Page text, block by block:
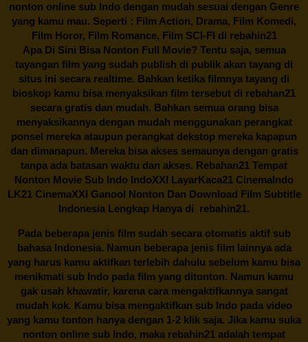
nonton online sub Indo dengan mudah sesuai dengan Genre
yang kamu mau. Seperti : Film Action, Drama, Film Komedi,
Film Horor, Film Romance, Film SCI-FI di rebahin21
Apa Di Sini Bisa Nonton Full Movie? Tentu saja, semua
tayangan film yang sudah publish di publik akan tayang di
situs ini secara realtime. Bahkan ketika filmnya tayang di
bioskop kamu bisa menyaksikan film tersebut di rebahan21
secara gratis dan mudah. Bahkan semua orang bisa
menyaksikannya dengan mudah menggunakan perangkat
ponsel mereka ataupun perangkat dekstop mereka kapapun
dan dimanapun. Mereka bisa akses semaunya dengan gratis
tanpa ada batasan waktu dan akses. Rebahan21 Tempat
Nonton Movie Sub Indo IndoXXI LayarKaca21 CinemaIndo
LK21 CinemaXXI Ganool Nonton Dan Download Film Subtitle
Indonesia Lengkap Hanya di rebahin21.
Pada beberapa jenis film sudah secara otomatis aktif sub
bahasa Indonesia. Namun beberapa jenis film lainnya ada
yang harus kamu aktifkan terlebih dahulu sebelum kamu bisa
menikmati sub Indo pada film yang ditonton. Namun kamu
gak usah khawatir, karena cara mengaktifkannya sangat
mudah kok. Kamu bisa mengaktifkan sub Indo pada video
yang kamu tonton hanya dengan 1-2 klik saja. Jika kamu suka
nonton online sub Indo, maka rebahin21 adalah tempat